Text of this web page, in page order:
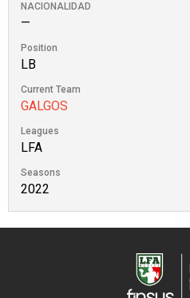
NACIONALIDAD
—
Position
LB
Current Team
GALGOS
Leagues
LFA
Seasons
2022